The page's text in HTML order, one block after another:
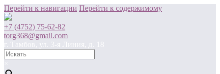
Перейти к навигации Перейти к содержимому
+7 (4752) 75-62-82
torg368@gmail.com
г. Тамбов, ул. 3-я Линия, д. 18
×